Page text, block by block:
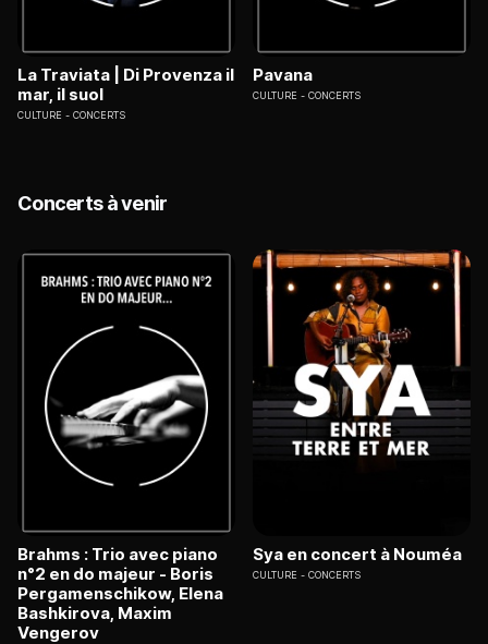
La Traviata | Di Provenza il
mar, il suol
CULTURE CONCERTS
Pavana
CULTURE CONCERTS
Concerts à venir
Brahms : Trio avec piano
n°2 en do majeur - Boris
Pergamenschikow, Elena
Bashkirova, Maxim
Vengerov
Sya en concert à Nouméa
CULTURE CONCERTS